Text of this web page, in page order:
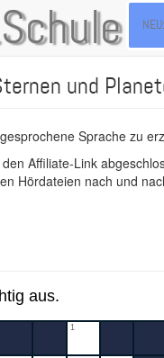
und
Sprache zu
Affiliate-Link
Hördateien nach und